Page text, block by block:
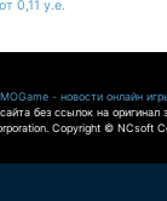
0,11 у.е.
- новости онлайн
без ссылок на оригинал
Copyright © NCsoft